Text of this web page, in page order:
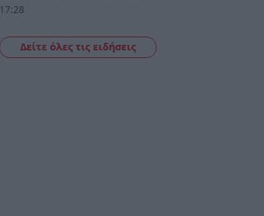
17:28
Δείτε όλες τις ειδήσεις